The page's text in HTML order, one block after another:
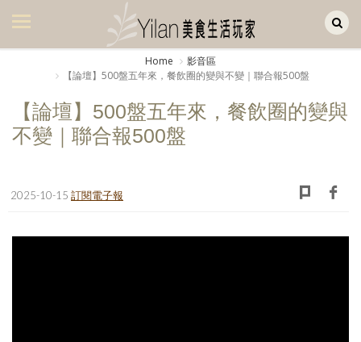
美食集
美飲集
廚房集
旅遊集
Home
影音區
【論壇】500盤五年來，餐飲圈的變與不變｜聯合報500盤
【論壇】500盤五年來，餐飲圈的變與
不變｜聯合報500盤
2025-10-15 訂閱電子報